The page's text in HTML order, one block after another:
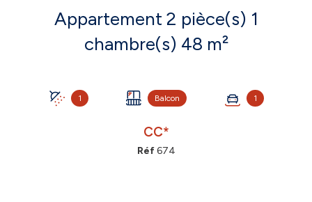
Appartement 2 pièce(s) 1
chambre(s) 48 m²
1 Balcon 1
CC*
Réf674